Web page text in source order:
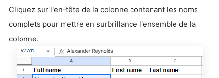
Cliquez sur l'en-tête de la colonne contenant les noms
complets pour mettre en surbrillance l'ensemble de la
colonne.